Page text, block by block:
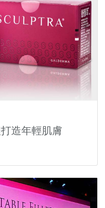
造年輕肌膚